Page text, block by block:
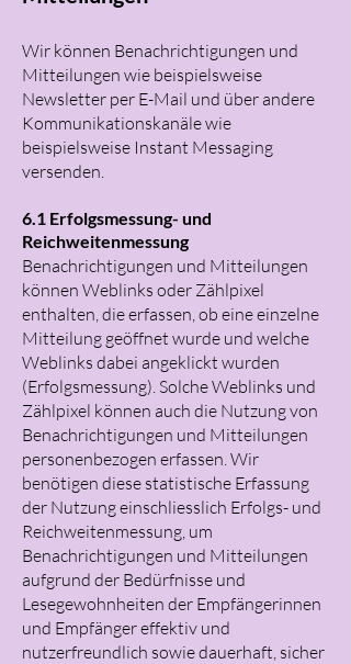
Wir können Benachrichtigungen und
Mitteilungen wie beispielsweise
Newsletter per E-Mail und über andere
Kommunikationskanäle wie
beispielsweise Instant Messaging
versenden.
6.1 Erfolgsmessung- und
Reichweitenmessung
Benachrichtigungen und Mitteilungen
können Weblinks oder Zählpixel
enthalten, die erfassen, ob eine einzelne
Mitteilung geöffnet wurde und welche
Weblinks dabei angeklickt wurden
(Erfolgsmessung). Solche Weblinks und
Zählpixel können auch die Nutzung von
Benachrichtigungen und Mitteilungen
personenbezogen erfassen. Wir
benötigen diese statistische Erfassung
der Nutzung einschliesslich Erfolgs- und
Reichweitenmessung, um
Benachrichtigungen und Mitteilungen
aufgrund der Bedürfnisse und
Lesegewohnheiten der Empfängerinnen
und Empfänger effektiv und
nutzerfreundlich sowie dauerhaft, sicher